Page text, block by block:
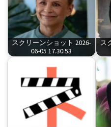
スクリーンショット 2026-
06-05 17.30.53
ス